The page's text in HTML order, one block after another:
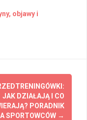
objawy i
JAK DZIAŁAJĄ I CO
PORADNIK
SPORTOWCÓW →